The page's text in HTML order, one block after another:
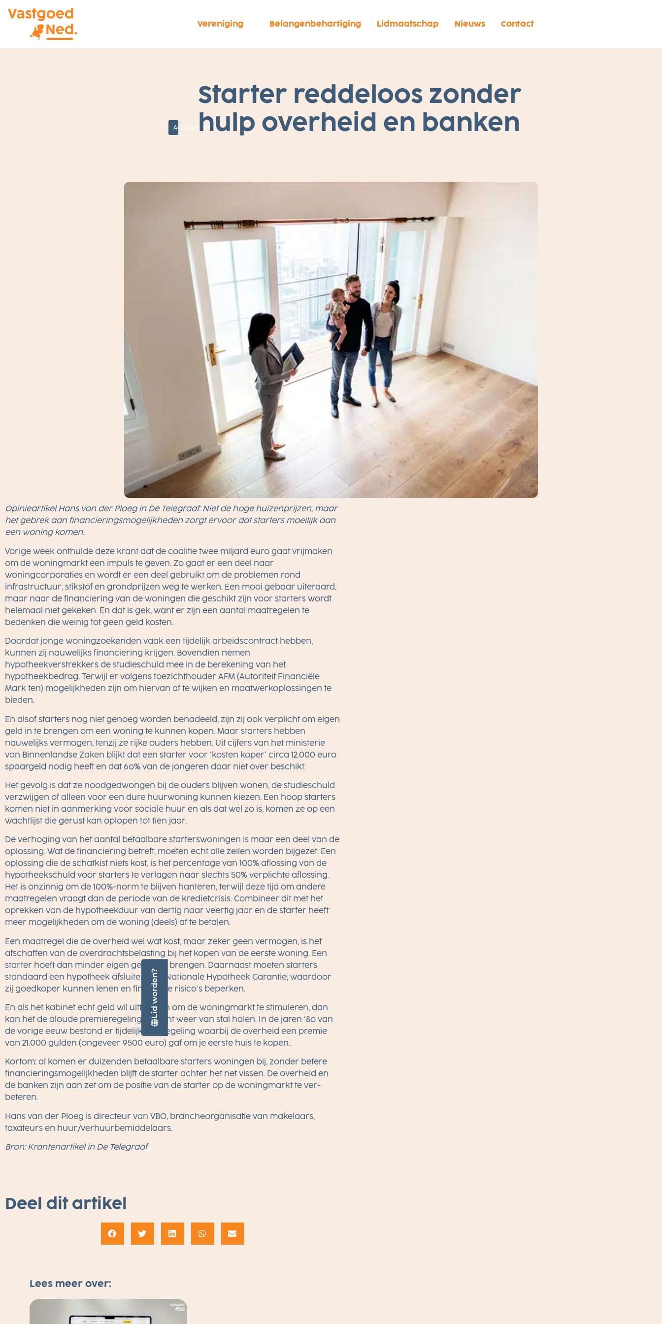
Vereniging Belangenbehartiging Lidmaatschap Nieuws Contact
Actualiteiten
A
U
T
Starter reddeloos zonder
hulp overheid en banken
Opinieartikel Hans van der Ploeg in De Telegraaf: Niet de hoge huizenprijzen, maar
het gebrek aan financieringsmogelijkheden zorgt ervoor dat starters moeilijk aan
een woning komen.
Vorige week onthulde deze krant dat de coalitie twee miljard euro gaat vrijmaken
om de woningmarkt een impuls te geven. Zo gaat er een deel naar
woningcorporaties en wordt er een deel gebruikt om de problemen rond
infrastructuur, stikstof en grondprijzen weg te werken. Een mooi gebaar uiteraard,
maar naar de financiering van de woningen die geschikt zijn voor starters wordt
helemaal niet gekeken. En dat is gek, want er zijn een aantal maatregelen te
bedenken die weinig tot geen geld kosten.
Doordat jonge woningzoekenden vaak een tijdelijk arbeidscontract hebben,
kunnen zij nauwelijks financiering krijgen. Bovendien nemen
hypotheekverstrekkers de studieschuld mee in de berekening van het
hypotheekbedrag. Terwijl er volgens toezichthouder AFM (Autoriteit Financiële
Mark­ ten) mogelijkheden zijn om hiervan af te wijken en maatwerkoplossingen te
bieden.
En alsof starters nog niet genoeg worden benadeeld, zijn zij ook verplicht om eigen
geld in te brengen om een woning te kunnen kopen. Maar starters hebben
nauwelijks vermogen, tenzij ze rijke ouders hebben. Uit cijfers van het ministerie
van Binnenlandse Zaken blijkt dat een starter voor ‘kosten koper’ circa 12.000 euro
spaargeld nodig heeft en dat 6o% van de jongeren daar niet over beschikt.
Het gevolg is dat ze noodgedwongen bij de ouders blijven wonen, de studieschuld
verzwijgen of alleen voor een dure huurwoning kunnen kiezen. Een hoop starters
komen niet in aanmerking voor sociale huur en als dat wel zo is, komen ze op een
wachtlijst die gerust kan oplopen tot tien jaar.
De verhoging van het aantal betaalbare starterswoningen is maar een deel van de
oplossing. Wat de financiering betreft, moeten echt alle zeilen worden bijgezet. Een
oplossing die de schatkist niets kost, is het percentage van 100% aflossing van de
hypotheekschuld voor starters te verlagen naar slechts 50% verplichte aflossing.
Het is onzinnig om de 100%-norm te blijven hanteren, terwijl deze tijd om andere
maatregelen vraagt dan de periode van de kredietcrisis. Combineer dit met het
oprekken van de hypotheekduur van dertig naar veertig jaar en de starter heeft
meer mogelijkheden om de woning (deels) af te betalen.
Een maatregel die de overheid wel wat kost, maar zeker geen vermogen, is het
afschaffen van de overdrachtsbelasting bij het kopen van de eerste woning. Een
starter hoeft dan minder eigen geld in te brengen. Daarnaast moeten starters
standaard een hypotheek afsluiten met Nationale Hypotheek Garantie, waardoor
zij goedkoper kunnen lenen en financiële risico’s beperken.
En als het kabinet echt geld wil uittrekken om de woningmarkt te stimuleren, dan
kan het de aloude premieregeling wellicht weer van stal halen. In de jaren ‘8o van
de vorige eeuw bestond er tijdelijk een regeling waarbij de overheid een premie
van 21.000 gulden (ongeveer 9500 euro) gaf om je eerste huis te kopen.
Kortom: al komen er duizenden betaalbare starters­ woningen bij, zonder betere
financieringsmogelijkheden blijft de starter achter het net vissen. De overheid en
de banken zijn aan zet om de positie van de starter op de woningmarkt te ver­
beteren.
Hans van der Ploeg is directeur van VBO, brancheorganisatie van makelaars,
taxateurs en huur/verhuurbemiddelaars.
Bron: Krantenartikel in De Telegraaf
Deel dit artikel
Lees meer over:
Lid worden?